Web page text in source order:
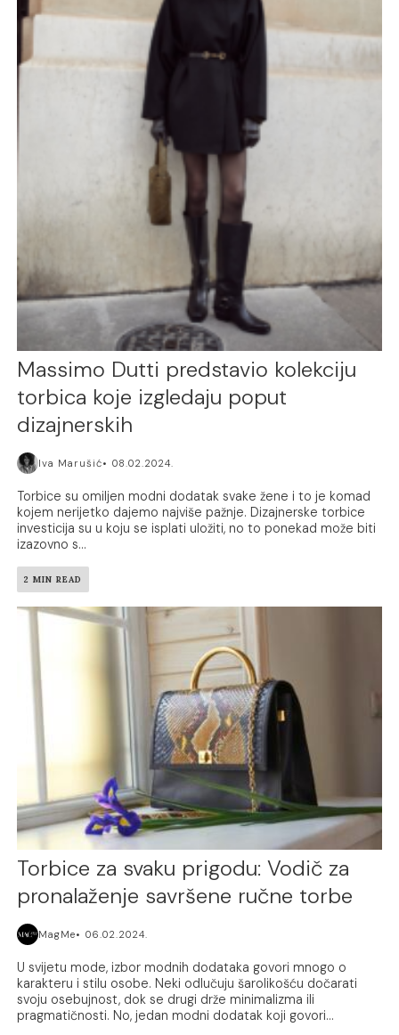
Massimo Dutti predstavio kolekciju
torbica koje izgledaju poput
dizajnerskih
Iva Marušić 08.02.2024.
Torbice su omiljen modni dodatak svake žene i to je komad
kojem nerijetko dajemo najviše pažnje. Dizajnerske torbice
investicija su u koju se isplati uložiti, no to ponekad može biti
izazovno s...
2 MIN READ
Torbice za svaku prigodu: Vodič za
pronalaženje savršene ručne torbe
MagMe 06.02.2024.
U svijetu mode, izbor modnih dodataka govori mnogo o
karakteru i stilu osobe. Neki odlučuju šarolikošću dočarati
svoju osebujnost, dok se drugi drže minimalizma ili
pragmatičnosti. No, jedan modni dodatak koji govori...